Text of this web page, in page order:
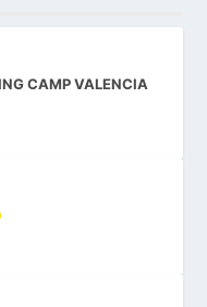
CAMP VALENCIA